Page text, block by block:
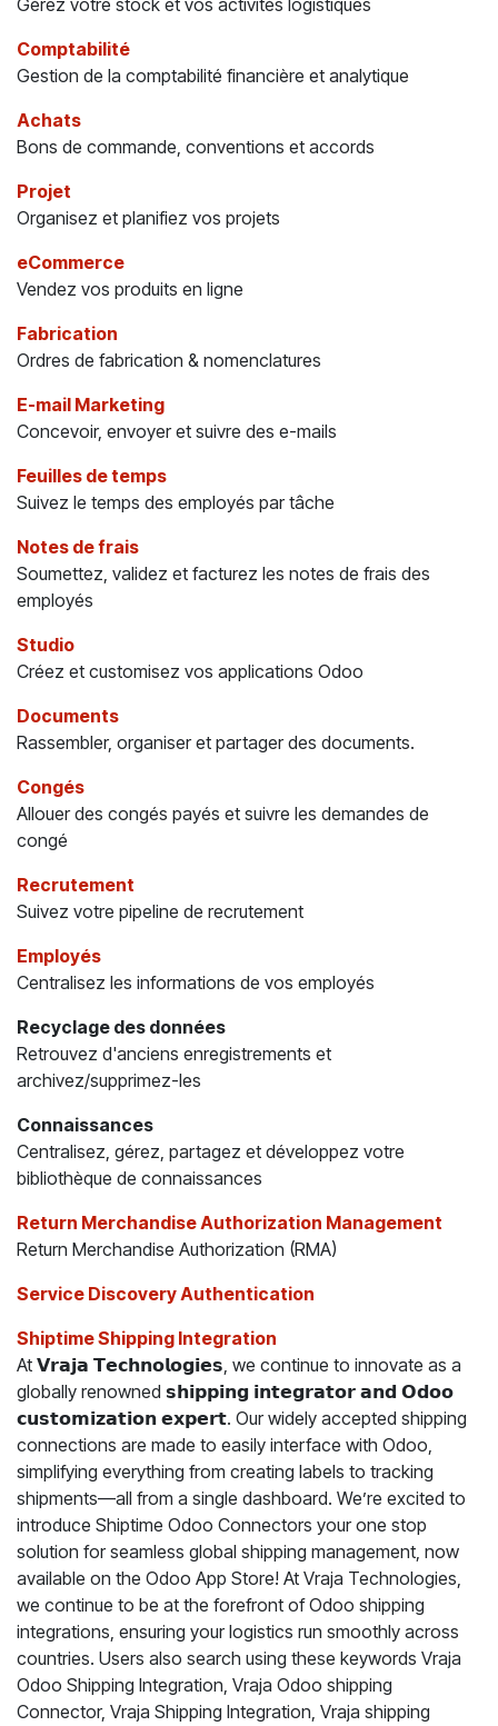
Gérez votre stock et vos activités logistiques
Comptabilité
Gestion de la comptabilité financière et analytique
Achats
Bons de commande, conventions et accords
Projet
Organisez et planifiez vos projets
eCommerce
Vendez vos produits en ligne
Fabrication
Ordres de fabrication & nomenclatures
E-mail Marketing
Concevoir, envoyer et suivre des e-mails
Feuilles de temps
Suivez le temps des employés par tâche
Notes de frais
Soumettez, validez et facturez les notes de frais des
employés
Studio
Créez et customisez vos applications Odoo
Documents
Rassembler, organiser et partager des documents.
Congés
Allouer des congés payés et suivre les demandes de
congé
Recrutement
Suivez votre pipeline de recrutement
Employés
Centralisez les informations de vos employés
Recyclage des données
Retrouvez d'anciens enregistrements et
archivez/supprimez-les
Connaissances
Centralisez, gérez, partagez et développez votre
bibliothèque de connaissances
Return Merchandise Authorization Management
Return Merchandise Authorization (RMA)
Service Discovery Authentication
Shiptime Shipping Integration
At 𝗩𝗿𝗮𝗷𝗮 𝗧𝗲𝗰𝗵𝗻𝗼𝗹𝗼𝗴𝗶𝗲𝘀, we continue to innovate as a
globally renowned 𝘀𝗵𝗶𝗽𝗽𝗶𝗻𝗴 𝗶𝗻𝘁𝗲𝗴𝗿𝗮𝘁𝗼𝗿 𝗮𝗻𝗱 𝗢𝗱𝗼𝗼
𝗰𝘂𝘀𝘁𝗼𝗺𝗶𝘇𝗮𝘁𝗶𝗼𝗻 𝗲𝘅𝗽𝗲𝗿𝘁. Our widely accepted shipping
connections are made to easily interface with Odoo,
simplifying everything from creating labels to tracking
shipments—all from a single dashboard. We’re excited to
introduce Shiptime Odoo Connectors your one stop
solution for seamless global shipping management, now
available on the Odoo App Store! At Vraja Technologies,
we continue to be at the forefront of Odoo shipping
integrations, ensuring your logistics run smoothly across
countries. Users also search using these keywords Vraja
Odoo Shipping Integration, Vraja Odoo shipping
Connector, Vraja Shipping Integration, Vraja shipping